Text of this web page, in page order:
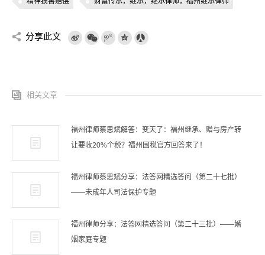
分享此文
相关文章
福州律师蔡思斌解答：变天了：福州继承、赠与房产转
让要收20%个税？福州国税官方回答来了！
福州律师蔡思斌分享：法答网精选答问（第二十七批）
——未成年人司法保护专题
福州律师分享：法答网精选答问（第二十三批）——婚
姻家庭专题